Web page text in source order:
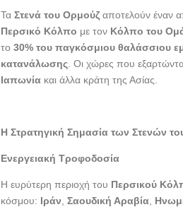
b
o
o
k
er e
ΤαΣτενά του Ορμούζ αποτελούν έναν
Περσικό Κόλπο με τον Κόλπο του
το30% του παγκόσμιου θαλάσσιου
κατανάλωσης . Οι χώρες που
Ιαπωνία και άλλα κράτη της Ασίας.
Η Στρατηγική Σημασία των Στενών
Ενεργειακή Τροφοδοσία
Η ευρύτερη περιοχή του Περσικού
κόσμου: Ιράν ,Σαουδική Αραβία